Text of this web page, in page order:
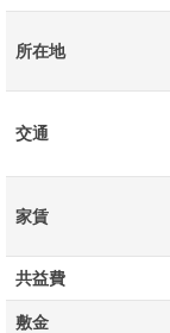
所在地
交通
家賃
共益費
敷金